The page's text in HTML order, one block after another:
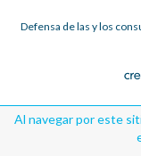
Al navegar por este
Defensa de las y los